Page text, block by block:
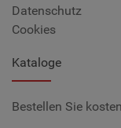
Datenschutz
Cookies
Kataloge
Bestellen Sie